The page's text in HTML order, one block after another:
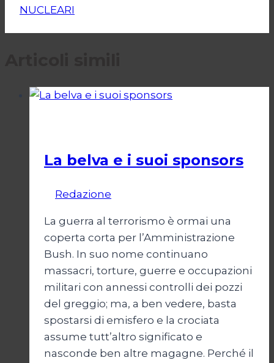
NUCLEARI
La belva e i suoi sponsors
Redazione
La guerra al terrorismo è ormai una
coperta corta per l’Amministrazione
Bush. In suo nome continuano
massacri, torture, guerre e occupazioni
militari con annessi controlli dei pozzi
del greggio; ma, a ben vedere, basta
spostarsi di emisfero e la crociata
assume tutt’altro significato e
nasconde ben altre magagne. Perché il